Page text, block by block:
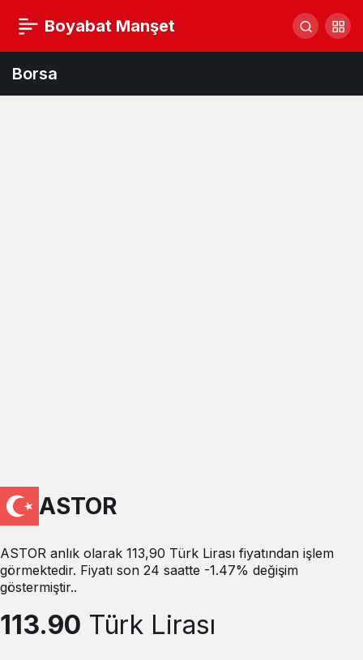
Boyabat Manşet
Borsa
ASTOR
ASTOR anlık olarak 113,90 Türk Lirası fiyatından işlem
görmektedir. Fiyatı son 24 saatte -1.47% değişim
göstermiştir..
113.90 Türk Lirası